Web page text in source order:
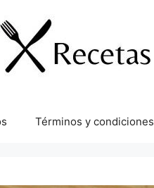
Términos y condiciones